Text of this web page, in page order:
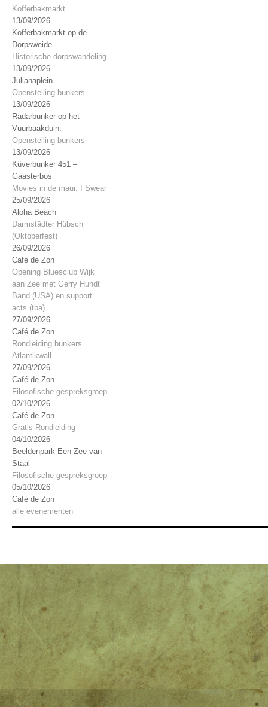
Kofferbakmarkt
13/09/2026
Kofferbakmarkt op de
Dorpsweide
Historische dorpswandeling
13/09/2026
Julianaplein
Openstelling bunkers
13/09/2026
Radarbunker op het
Vuurbaakduin.
Openstelling bunkers
13/09/2026
Küverbunker 451 –
Gaasterbos
Movies in de maui: I Swear
25/09/2026
Aloha Beach
Darmstädter Hübsch
(Oktoberfest)
26/09/2026
Café de Zon
Opening Bluesclub Wijk
aan Zee met Gerry Hundt
Band (USA) en support
acts (tba)
27/09/2026
Café de Zon
Rondleiding bunkers
Atlantikwall
27/09/2026
Café de Zon
Filosofische gespreksgroep
02/10/2026
Café de Zon
Gratis Rondleiding
04/10/2026
Beeldenpark Een Zee van
Staal
Filosofische gespreksgroep
05/10/2026
Café de Zon
alle evenementen